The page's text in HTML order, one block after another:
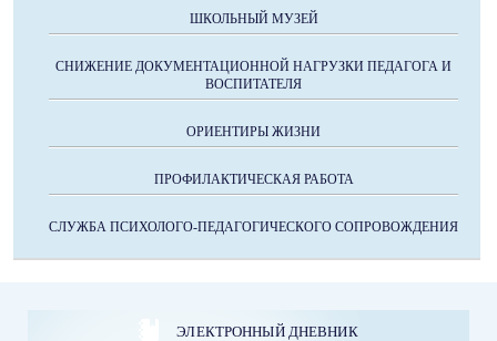
ШКОЛЬНЫЙ МУЗЕЙ
СНИЖЕНИЕ ДОКУМЕНТАЦИОННОЙ НАГРУЗКИ ПЕДАГОГА И
ВОСПИТАТЕЛЯ
ОРИЕНТИРЫ ЖИЗНИ
ПРОФИЛАКТИЧЕСКАЯ РАБОТА
СЛУЖБА ПСИХОЛОГО-ПЕДАГОГИЧЕСКОГО СОПРОВОЖДЕНИЯ
ЭЛЕКТРОННЫЙ ДНЕВНИК